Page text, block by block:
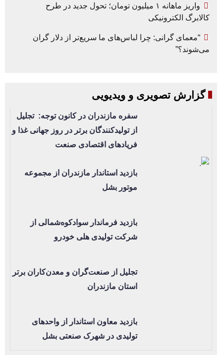
واریز ماهانه ۱ میلیون تومان؛ تحول جدید در طرح
کالابرگ الکترونیکی
“معمای گرانی: چرا لباس‌های ما سریع‌تر از دلار گران
می‌شوند؟”
گزارش تصویری و ویدیویی
سفره مازندران در کانون توجه: تجلیل
از تولیدکنندگان برتر در روز جهانی غذا و
فریادهای اقتصادی صنعت
بازدید استاندار مازندران از مجموعه
موتور بشل
بازدید فرماندار سوادکوه‌شمالی از
شرکت تولیدی هلی خودرو
تجلیل از صنعت‌گران و معدن‌کاران برتر
استان مازندران
بازدید معاون استاندار از واحدهای
تولیدی در شهرک صنعتی بشل